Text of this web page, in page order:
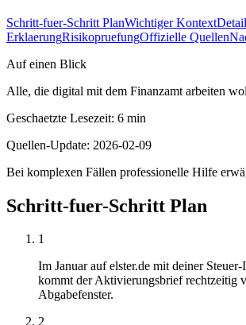
Schritt-fuer-Schritt PlanWichtiger Kontext
ErklaerungRisikopruefungOffizielle Quellen
Auf einen Blick
Alle, die digital mit dem Finanzamt arbeiten
Geschaetzte Lesezeit: 6 min
Quellen-Update: 2026-02-09
Bei komplexen Fällen professionelle Hilfe
Schritt-fuer-Schritt Plan
1
Im Januar auf elster.de mit deiner
kommt der Aktivierungsbrief rechtzeitig
Abgabefenster.
2